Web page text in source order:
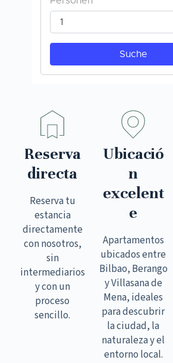
Reserva
directa
Reserva tu
estancia
directamente
con nosotros,
sin
intermediarios
y con un
proceso
sencillo.
Ubicació
n
excelent
e
Apartamentos
ubicados entre
Bilbao, Berango
y Villasana de
Mena, ideales
para descubrir
la ciudad, la
naturaleza y el
entorno local.